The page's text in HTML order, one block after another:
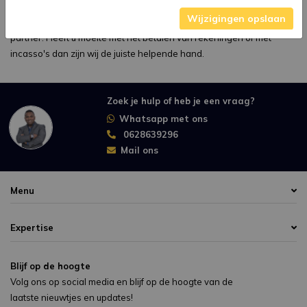
gesprekken voor bewindvoering en eventueel helpen inschrijven bij
de schuldsanering bij een bewindvoeringskantoor zijn wij de juiste
partner. Heeft u moeite met het betalen van rekeningen of met
incasso's dan zijn wij de juiste helpende hand.
Zoek je hulp of heb je een vraag?
Whatsapp met ons
0628639296
Mail ons
Menu
Expertise
Blijf op de hoogte
Volg ons op social media en blijf op de hoogte van de
laatste nieuwtjes en updates!
Wijzigingen opslaan